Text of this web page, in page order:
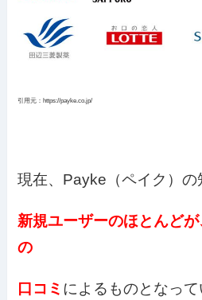
引用元：https://payke.co.jp/
現在、Payke（ペイク）の
新規ユーザーのほとんど
の
口コミ によるものとなって